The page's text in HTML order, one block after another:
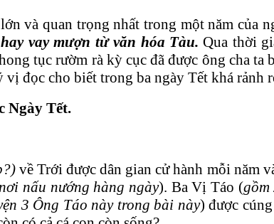
và quan trọng nhất trong một năm của
vay mượn từ văn hóa Tàu.Qua thời
tục rườm rà kỳ cục đã được ông cha
vị đọc cho biết trong ba ngày Tết khá rảnh
Ngày Tết.
về Trới được dân gian cử hành mỗi năm
nấu nướng hàng ngày). Ba Vị Táo (
3 Ông Táo này trong bài này) được